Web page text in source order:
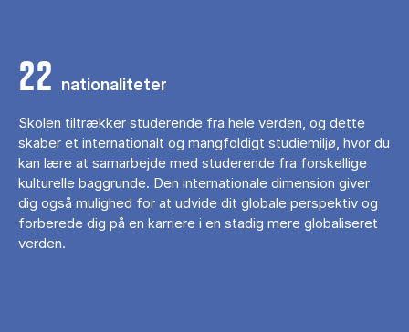
22 nationaliteter
Skolen tiltrækker studerende fra hele verden, og dette
skaber et internationalt og mangfoldigt studiemiljø, hvor du
kan lære at samarbejde med studerende fra forskellige
kulturelle baggrunde. Den internationale dimension giver
dig også mulighed for at udvide dit globale perspektiv og
forberede dig på en karriere i en stadig mere globaliseret
verden.